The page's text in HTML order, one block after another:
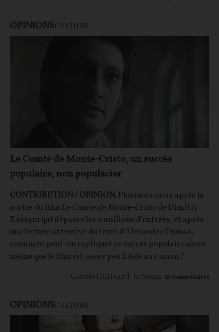
OPINIONSCULTURE
Le Comte de Monte-Cristo, un succès
populaire, non populacier
CONTRIBUTION / OPINION.Plusieurs mois après la
sortie du film Le Comte de Monte-Cristode Dimitri
Rassam qui dépasse les 9 millions d’entrées, et après
une lecture attentive du texte d’Alexandre Dumas,
comment peut-on expliquer ce succès populaire alors
même que le film est assez peu fidèle au roman ?
Carole Guittard 10/11/2024 27commentaires
OPINIONSCULTURE